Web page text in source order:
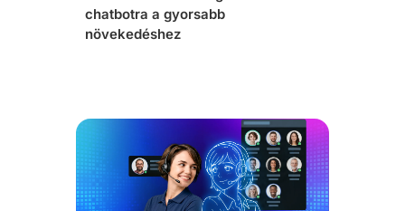
chatbotra a gyorsabb
növekedéshez